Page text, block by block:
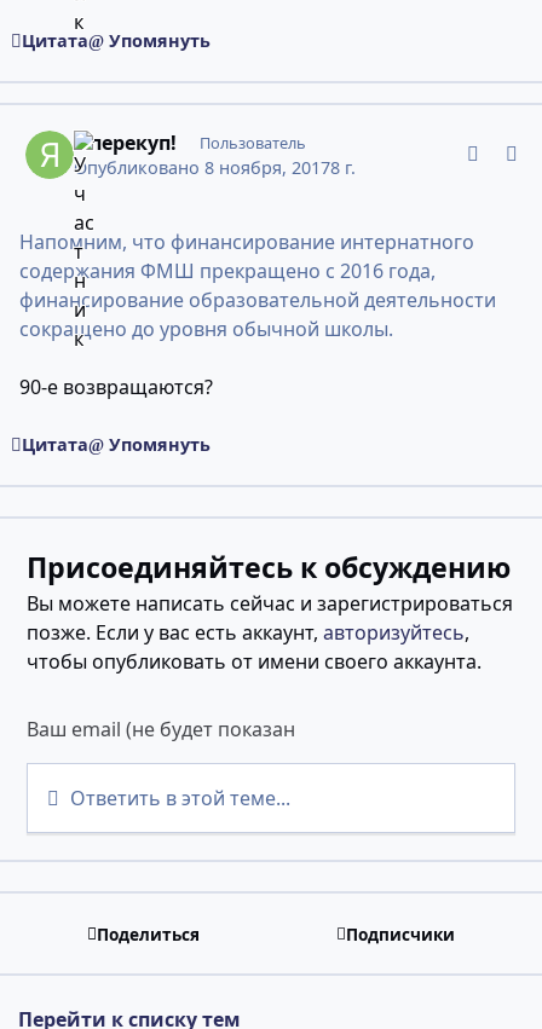
Цитата Упомянуть
я перекуп! Пользователь
Опубликовано 8 ноября, 20178 г.
Напомним, что финансирование интернатного
содержания ФМШ прекращено с 2016 года,
финансирование образовательной деятельности
сокращено до уровня обычной школы.
90-е возвращаются?
Цитата Упомянуть
Присоединяйтесь к обсуждению
Вы можете написать сейчас и зарегистрироваться
позже. Если у вас есть аккаунт,авторизуйтесь,
чтобы опубликовать от имени своего аккаунта.
Ответить в этой теме...
Поделиться Подписчики
Перейти к списку тем